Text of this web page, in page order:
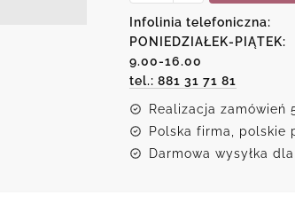
kobiety
w
żółtej
sukni
Infolinia telefoniczna:
PONIEDZIAŁEK-PIĄTEK:
9.00-16.00
tel.: 881 31 71 81
Realizacja zamówień
Polska firma, polskie
Darmowa wysyłka